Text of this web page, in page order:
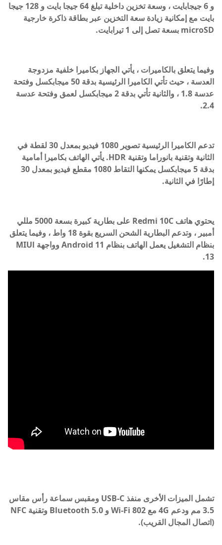
و 6 جيجابايت ، وسعة تخزين داخلية تبلغ 64 جيجا بايت و 128 جيجا
بايت مع إمكانية زيادة سعة التخزين عبر بطاقة ذاكرة خارجية
microSD بسعة تصل إلى 1 تيرابايت.
وفيما يتعلق بالكاميرات ، يأتي الجهاز بكاميرا خلفية مزدوجة
العدسة ، حيث تأتي الكاميرا الرئيسية بدقة 50 ميجابكسل وفتحة
عدسة 1.8 ، والثانية تأتي بدقة 2 ميجابكسل لعمق وفتحة عدسة
2.4.
تدعم الكاميرا الرئيسية تصوير 1080 فيديو بمعدل 30 لقطة في
الثانية وتقنية بانوراما وتقنية HDR. يأتي الهاتف بكاميرا أمامية
بدقة 5 ميجابكسل يمكنها التقاط 1080 مقطع فيديو بمعدل 30
إطارًا في الثانية.
يحتوي هاتف Redmi 10C على بطارية كبيرة بسعة 5000 مللي
أمبير ، وتدعم البطارية الشحن السريع بقوة 18 واط ، وفيما يتعلق
بنظام التشغيل يعمل الهاتف بنظام Android 11 وواجهة MIUl
13.
تشمل الميزات الأخرى منفذ USB-C ومقبس سماعة رأس مقاس
3.5 مم ودعم 4G مع Wi-Fi 802 و Bluetooth 5.0 وتقنية NFC
(اتصال المجال القريب).